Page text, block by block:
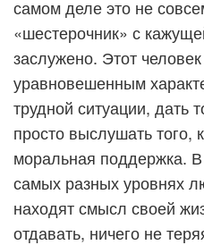
самом деле это не
«шестерочник» с
заслужено. Этот
уравновешенным
трудной ситуации, дать
просто выслушать того,
моральная поддержка.
самых разных уровнях
находят смысл своей
отдавать, ничего не